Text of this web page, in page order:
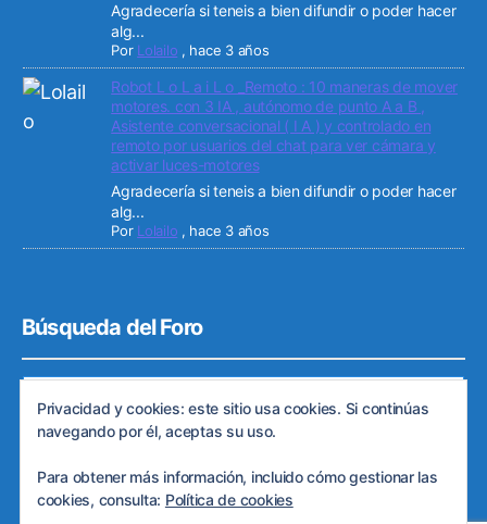
Agradecería si teneis a bien difundir o poder hacer
alg...
Por Lolailo , hace 3 años
Robot L o L a i L o _Remoto : 10 maneras de mover
motores. con 3 IA , autónomo de punto A a B ,
Asistente conversacional ( I A ) y controlado en
remoto por usuarios del chat para ver cámara y
activar luces-motores
Agradecería si teneis a bien difundir o poder hacer
alg...
Por Lolailo , hace 3 años
Búsqueda del Foro
Privacidad y cookies: este sitio usa cookies. Si continúas
navegando por él, aceptas su uso.
Para obtener más información, incluido cómo gestionar las
cookies, consulta: Política de cookies